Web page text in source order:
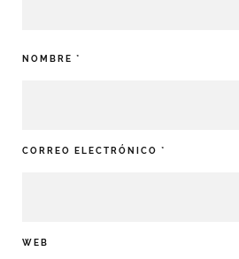
NOMBRE *
CORREO ELECTRÓNICO *
WEB